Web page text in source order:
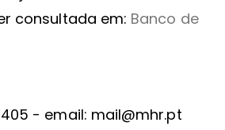
consultada em: Banco de
- email: mail@mhr.pt